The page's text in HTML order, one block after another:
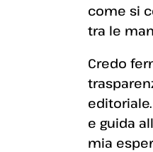
come si
tra le
Credo
e guida
mia